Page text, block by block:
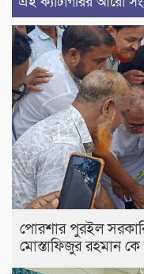
পোরশার পুরইল
মোস্তাফিজুর রহমান কে